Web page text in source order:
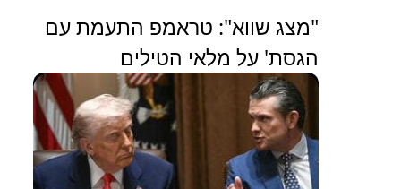
"מצג שווא": טראמפ התעמת עם
הגסת' על מלאי הטילים